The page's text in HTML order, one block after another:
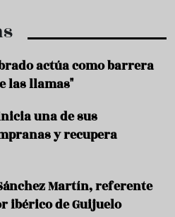
actúa como barrera
las llamas"
una de sus
y recupera
Martín, referente
ibérico de Guijuelo